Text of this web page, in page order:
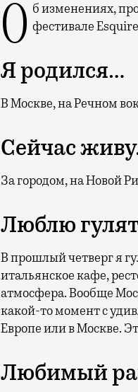
Об изменениях, произошедших с москвичами за последний год, и о четвертом фестивале
Я родился…
В Москве, на Речном
Сейчас
За городом, на Новой
Люблю
В прошлый четверг я
итальянское кафе,
атмосфера. Вообще
какой-то момент с
Европе или в Москве.
Любимый